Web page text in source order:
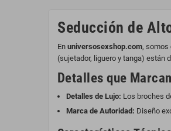
Seducción de
En universosexshop.com, somos
(sujetador, liguero y tanga) están
Detalles que
Detalles de Lujo: Los broches
Marca de Autoridad: Diseño